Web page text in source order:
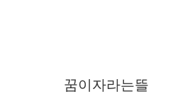
꿈이자라는뜰